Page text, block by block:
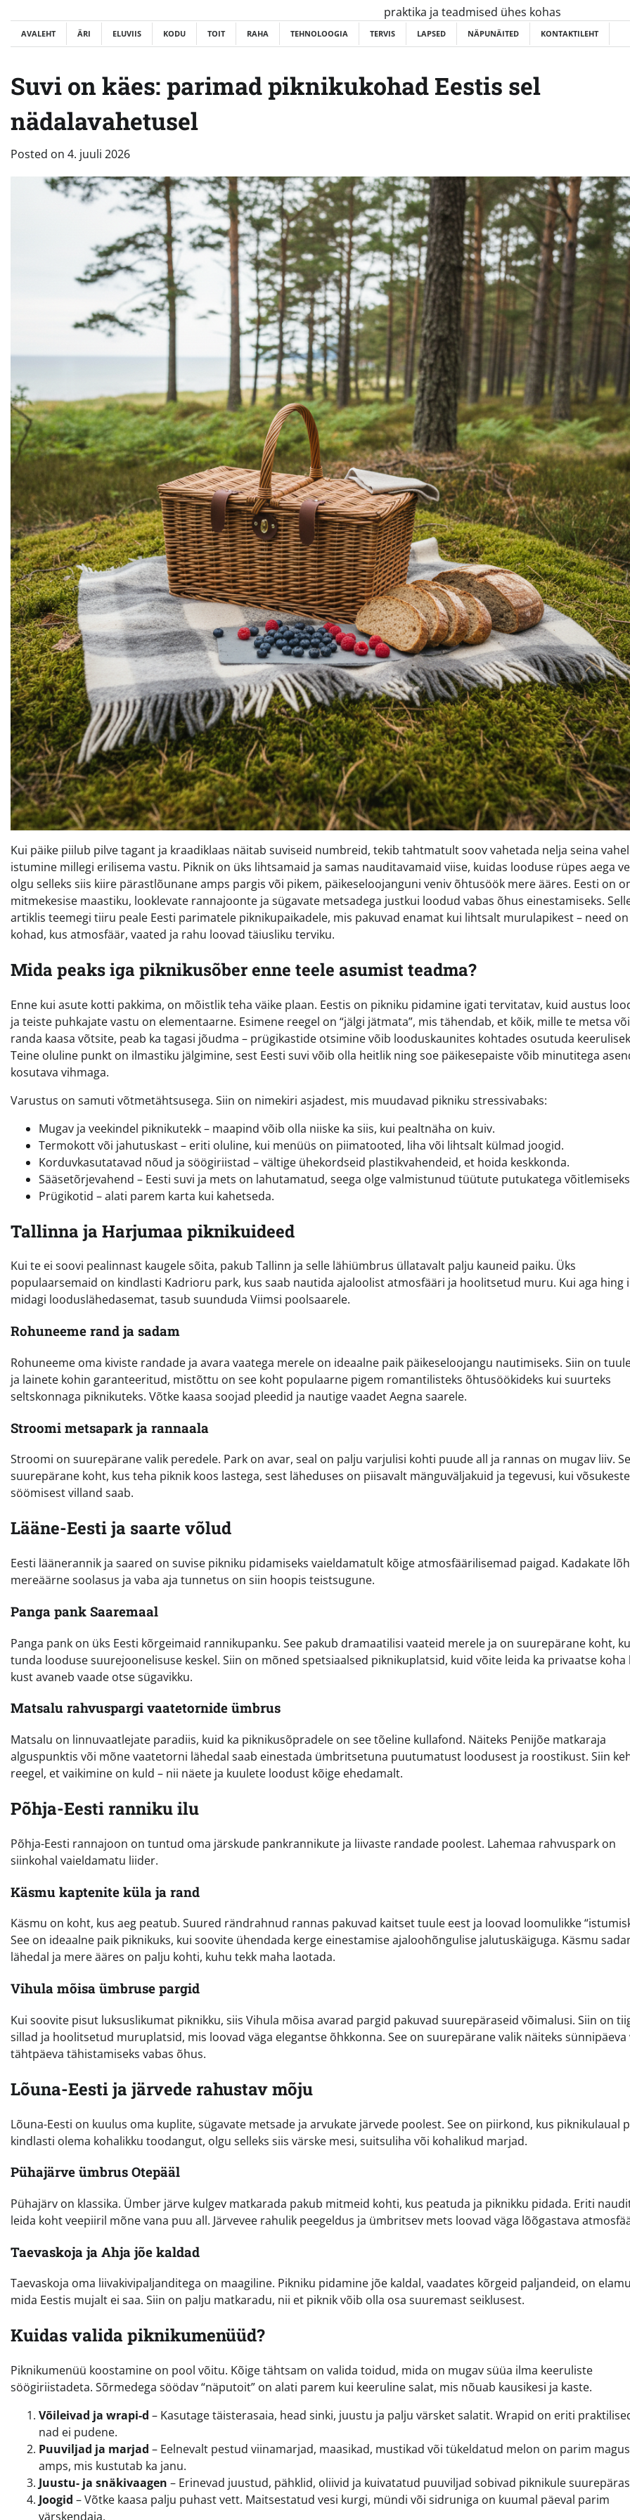
content
praktika ja teadmised ühes kohas
AVALEHT ÄRI ELUVIIS KODU TOIT RAHA TEHNOLOOGIA TERVIS LAPSED NÄPUNÄITED KONTAKTILEHT
Suvi on käes: parimad piknikukohad Eestis sel
nädalavahetusel
Posted on 4. juuli 2026
Kui päike piilub pilve tagant ja kraadiklaas näitab suviseid numbreid, tekib tahtmatult soov vahetada nelja seina vahel
istumine millegi erilisema vastu. Piknik on üks lihtsamaid ja samas nauditavamaid viise, kuidas looduse rüpes aega
olgu selleks siis kiire pärastlõunane amps pargis või pikem, päikeseloojanguni veniv õhtusöök mere ääres. Eesti on
mitmekesise maastiku, looklevate rannajoonte ja sügavate metsadega justkui loodud vabas õhus einestamiseks.
artiklis teemegi tiiru peale Eesti parimatele piknikupaikadele, mis pakuvad enamat kui lihtsalt murulapikest – need on
kohad, kus atmosfäär, vaated ja rahu loovad täiusliku terviku.
Mida peaks iga piknikusõber enne teele asumist teadma?
Enne kui asute kotti pakkima, on mõistlik teha väike plaan. Eestis on pikniku pidamine igati tervitatav, kuid austus
ja teiste puhkajate vastu on elementaarne. Esimene reegel on “jälgi jätmata”, mis tähendab, et kõik, mille te metsa või
randa kaasa võtsite, peab ka tagasi jõudma – prügikastide otsimine võib looduskaunites kohtades osutuda
Teine oluline punkt on ilmastiku jälgimine, sest Eesti suvi võib olla heitlik ning soe päikesepaiste võib minutitega
kosutava vihmaga.
Varustus on samuti võtmetähtsusega. Siin on nimekiri asjadest, mis muudavad pikniku stressivabaks:
Mugav ja veekindel piknikutekk – maapind võib olla niiske ka siis, kui pealtnäha on kuiv.
Termokott või jahutuskast – eriti oluline, kui menüüs on piimatooted, liha või lihtsalt külmad joogid.
Korduvkasutatavad nõud ja söögiriistad – vältige ühekordseid plastikvahendeid, et hoida keskkonda.
Sääsetõrjevahend – Eesti suvi ja mets on lahutamatud, seega olge valmistunud tüütute putukatega
Prügikotid – alati parem karta kui kahetseda.
Tallinna ja Harjumaa piknikuideed
Kui te ei soovi pealinnast kaugele sõita, pakub Tallinn ja selle lähiümbrus üllatavalt palju kauneid paiku. Üks
populaarsemaid on kindlasti Kadrioru park, kus saab nautida ajaloolist atmosfääri ja hoolitsetud muru. Kui aga hing
midagi looduslähedasemat, tasub suunduda Viimsi poolsaarele.
Rohuneeme rand ja sadam
Rohuneeme oma kiviste randade ja avara vaatega merele on ideaalne paik päikeseloojangu nautimiseks. Siin on
ja lainete kohin garanteeritud, mistõttu on see koht populaarne pigem romantilisteks õhtusöökideks kui suurteks
seltskonnaga piknikuteks. Võtke kaasa soojad pleedid ja nautige vaadet Aegna saarele.
Stroomi metsapark ja rannaala
Stroomi on suurepärane valik peredele. Park on avar, seal on palju varjulisi kohti puude all ja rannas on mugav liiv.
suurepärane koht, kus teha piknik koos lastega, sest läheduses on piisavalt mänguväljakuid ja tegevusi, kui
söömisest villand saab.
Lääne-Eesti ja saarte võlud
Eesti läänerannik ja saared on suvise pikniku pidamiseks vaieldamatult kõige atmosfäärilisemad paigad. Kadakate
mereäärne soolasus ja vaba aja tunnetus on siin hoopis teistsugune.
Panga pank Saaremaal
Panga pank on üks Eesti kõrgeimaid rannikupanku. See pakub dramaatilisi vaateid merele ja on suurepärane koht,
tunda looduse suurejoonelisuse keskel. Siin on mõned spetsiaalsed piknikuplatsid, kuid võite leida ka privaatse koha
kust avaneb vaade otse sügavikku.
Matsalu rahvuspargi vaatetornide ümbrus
Matsalu on linnuvaatlejate paradiis, kuid ka piknikusõpradele on see tõeline kullafond. Näiteks Penijõe matkaraja
alguspunktis või mõne vaatetorni lähedal saab einestada ümbritsetuna puutumatust loodusest ja roostikust. Siin
reegel, et vaikimine on kuld – nii näete ja kuulete loodust kõige ehedamalt.
Põhja-Eesti ranniku ilu
Põhja-Eesti rannajoon on tuntud oma järskude pankrannikute ja liivaste randade poolest. Lahemaa rahvuspark on
siinkohal vaieldamatu liider.
Käsmu kaptenite küla ja rand
Käsmu on koht, kus aeg peatub. Suured rändrahnud rannas pakuvad kaitset tuule eest ja loovad loomulikke
See on ideaalne paik piknikuks, kui soovite ühendada kerge einestamise ajaloohõngulise jalutuskäiguga. Käsmu
lähedal ja mere ääres on palju kohti, kuhu tekk maha laotada.
Vihula mõisa ümbruse pargid
Kui soovite pisut luksuslikumat piknikku, siis Vihula mõisa avarad pargid pakuvad suurepäraseid võimalusi. Siin on
sillad ja hoolitsetud muruplatsid, mis loovad väga elegantse õhkkonna. See on suurepärane valik näiteks sünnipäeva
tähtpäeva tähistamiseks vabas õhus.
Lõuna-Eesti ja järvede rahustav mõju
Lõuna-Eesti on kuulus oma kuplite, sügavate metsade ja arvukate järvede poolest. See on piirkond, kus piknikulaual
kindlasti olema kohalikku toodangut, olgu selleks siis värske mesi, suitsuliha või kohalikud marjad.
Pühajärve ümbrus Otepääl
Pühajärv on klassika. Ümber järve kulgev matkarada pakub mitmeid kohti, kus peatuda ja piknikku pidada. Eriti
leida koht veepiiril mõne vana puu all. Järvevee rahulik peegeldus ja ümbritsev mets loovad väga lõõgastava
Taevaskoja ja Ahja jõe kaldad
Taevaskoja oma liivakivipaljanditega on maagiline. Pikniku pidamine jõe kaldal, vaadates kõrgeid paljandeid, on
mida Eestis mujalt ei saa. Siin on palju matkaradu, nii et piknik võib olla osa suuremast seiklusest.
Kuidas valida piknikumenüüd?
Piknikumenüü koostamine on pool võitu. Kõige tähtsam on valida toidud, mida on mugav süüa ilma keeruliste
söögiriistadeta. Sõrmedega söödav “näputoit” on alati parem kui keeruline salat, mis nõuab kausikesi ja kaste.
Võileivad ja wrapi-d – Kasutage täisterasaia, head sinki, juustu ja palju värsket salatit. Wrapid on eriti
nad ei pudene.
Puuviljad ja marjad – Eelnevalt pestud viinamarjad, maasikad, mustikad või tükeldatud melon on parim magus
amps, mis kustutab ka janu.
Juustu- ja snäkivaagen – Erinevad juustud, pähklid, oliivid ja kuivatatud puuviljad sobivad piknikule
Joogid – Võtke kaasa palju puhast vett. Maitsestatud vesi kurgi, mündi või sidruniga on kuumal päeval parim
värskendaja.